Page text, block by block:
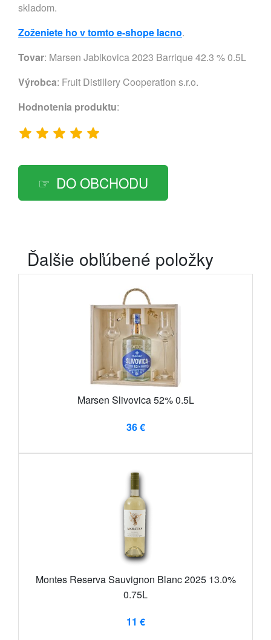
skladom.
Zoženiete ho v tomto e-shope lacno.
Tovar: Marsen Jablkovica 2023 Barrique 42.3 % 0.5L
Výrobca: Fruit Distillery Cooperation s.r.o.
Hodnotenia produktu:
DO OBCHODU
Ďalšie obľúbené položky
Marsen Slivovica 52% 0.5L
36 €
Montes Reserva Sauvignon Blanc 2025 13.0%
0.75L
11 €